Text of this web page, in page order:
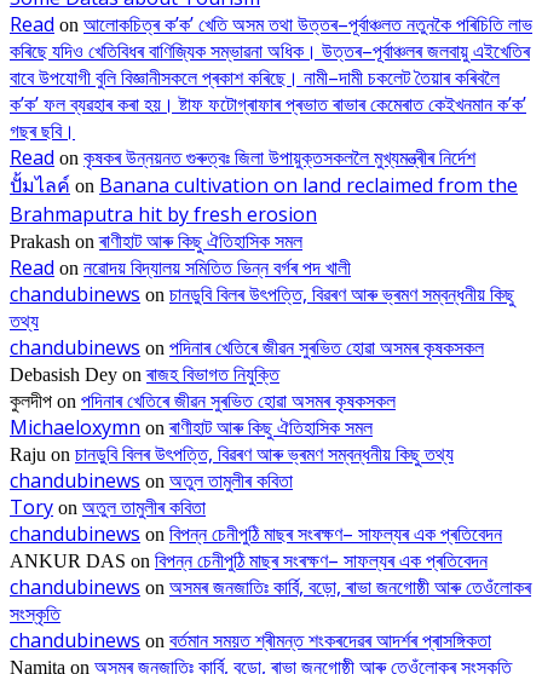
Read on আলোকচিত্ৰ ক’ক’ খেতি অসম তথা উত্তৰ–পূৰ্বাঞ্চলত নতুনকৈ পৰিচিতি লাভ
কৰিছে যদিও খেতিবিধৰ বাণিজ্যিক সম্ভাৱনা অধিক। উত্তৰ–পূৰ্বাঞ্চলৰ জলবায়ু এইখেতিৰ
বাবে উপযোগী বুলি বিজ্ঞানীসকলে প্ৰকাশ কৰিছে। নামী–দামী চকলেট তৈয়াৰ কৰিবলৈ
ক’ক’ ফল ব্যৱহাৰ কৰা হয়। ষ্টাফ ফটোগ্ৰাফাৰ প্ৰভাত ৰাভাৰ কেমেৰাত কেইখনমান ক’ক’
গছৰ ছবি।
Read on কৃষকৰ উন্নয়নত গুৰুত্বঃ জিলা উপায়ুক্তসকললৈ মুখ্যমন্ত্ৰীৰ নিৰ্দেশ
ปั้มไลค์ on Banana cultivation on land reclaimed from the
Brahmaputra hit by fresh erosion
Prakash onৰাণীহাট আৰু কিছু ঐতিহাসিক সমল
Read on নৱোদয় বিদ্যালয় সমিতিত ভিন্ন বৰ্গৰ পদ খালী
chandubinews on চানডুবি বিলৰ উৎপত্তি, বিৱৰণ আৰু ভ্ৰমণ সম্বন্ধনীয় কিছু
তথ্য
chandubinews on পদিনাৰ খেতিৰে জীৱন সুৰভিত হোৱা অসমৰ কৃষকসকল
Debasish Dey onৰাজহ বিভাগত নিযুক্তি
কুলদীপ on পদিনাৰ খেতিৰে জীৱন সুৰভিত হোৱা অসমৰ কৃষকসকল
Michaeloxymn onৰাণীহাট আৰু কিছু ঐতিহাসিক সমল
Raju on চানডুবি বিলৰ উৎপত্তি, বিৱৰণ আৰু ভ্ৰমণ সম্বন্ধনীয় কিছু তথ্য
chandubinews on অতুল তামুলীৰ কবিতা
Tory on অতুল তামুলীৰ কবিতা
chandubinews on বিপন্ন চেনীপুঠি মাছৰ সংৰক্ষণ– সাফল্যৰ এক প্ৰতিবেদন
ANKUR DAS on বিপন্ন চেনীপুঠি মাছৰ সংৰক্ষণ– সাফল্যৰ এক প্ৰতিবেদন
chandubinews on অসমৰ জনজাতিঃ কাৰ্বি, বড়ো, ৰাভা জনগোষ্ঠী আৰু তেওঁলোকৰ
সংস্কৃতি
chandubinews on বৰ্তমান সময়ত শ্ৰীমন্ত শংকৰদেৱৰ আদৰ্শৰ প্ৰাসঙ্গিকতা
Namita on অসমৰ জনজাতিঃ কাৰ্বি, বড়ো, ৰাভা জনগোষ্ঠী আৰু তেওঁলোকৰ সংস্কৃতি